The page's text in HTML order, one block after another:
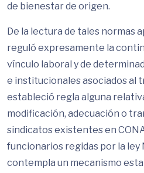
de bienestar de origen.
De la lectura de tales normas
reguló expresamente la
vínculo laboral y de
e institucionales asociados al
estableció regla alguna
modificación, adecuación o
sindicatos existentes en
funcionarios regidas por la ley
contempla un mecanismo